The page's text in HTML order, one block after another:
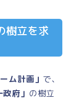
樹立を求
ム計画」 で、
府」 の樹立